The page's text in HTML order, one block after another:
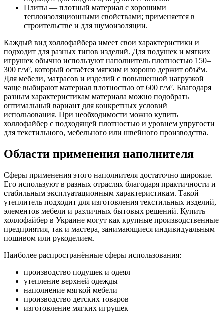
Плиты — плотный материал с хорошими
теплоизоляционными свойствами; применяется в
строительстве и для шумоизоляции.
Каждый вид холлофайбера имеет свои характеристики и
подходит для разных типов изделий. Для подушек и мягких
игрушек обычно используют наполнитель плотностью 150–
300 г/м², который остаётся мягким и хорошо держит объём.
Для мебели, матрасов и изделий с повышенной нагрузкой
чаще выбирают материал плотностью от 600 г/м². Благодаря
разным характеристикам материала можно подобрать
оптимальный вариант для конкретных условий
использования. При необходимости можно купить
холлофайбер с подходящей плотностью и уровнем упругости
для текстильного, мебельного или швейного производства.
Области применения наполнителя
Сферы применения этого наполнителя достаточно широкие.
Его используют в разных отраслях благодаря практичности и
стабильным эксплуатационным характеристикам. Такой
утеплитель подходит для изготовления текстильных изделий,
элементов мебели и различных бытовых решений. Купить
холлофайбер в Украине могут как крупные производственные
предприятия, так и мастера, занимающиеся индивидуальным
пошивом или рукоделием.
Наиболее распространённые сферы использования:
производство подушек и одеял
утепление верхней одежды
наполнение мягкой мебели
производство детских товаров
изготовление мягких игрушек